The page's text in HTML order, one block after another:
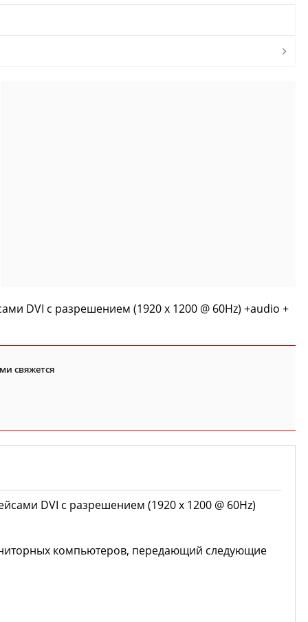
DVI с разрешением (1920 x 1200 @ 60Hz) +audio +
свяжется
DVI с разрешением (1920 x 1200 @ 60Hz)
компьютеров, передающий следующие